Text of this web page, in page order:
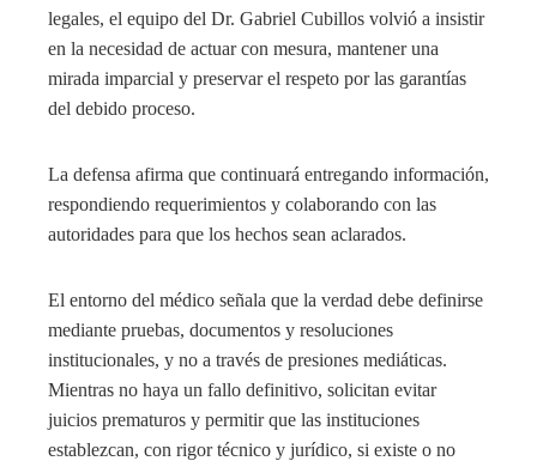
legales, el equipo del Dr. Gabriel Cubillos volvió a insistir
en la necesidad de actuar con mesura, mantener una
mirada imparcial y preservar el respeto por las garantías
del debido proceso.
La defensa afirma que continuará entregando información,
respondiendo requerimientos y colaborando con las
autoridades para que los hechos sean aclarados.
El entorno del médico señala que la verdad debe definirse
mediante pruebas, documentos y resoluciones
institucionales, y no a través de presiones mediáticas.
Mientras no haya un fallo definitivo, solicitan evitar
juicios prematuros y permitir que las instituciones
establezcan, con rigor técnico y jurídico, si existe o no